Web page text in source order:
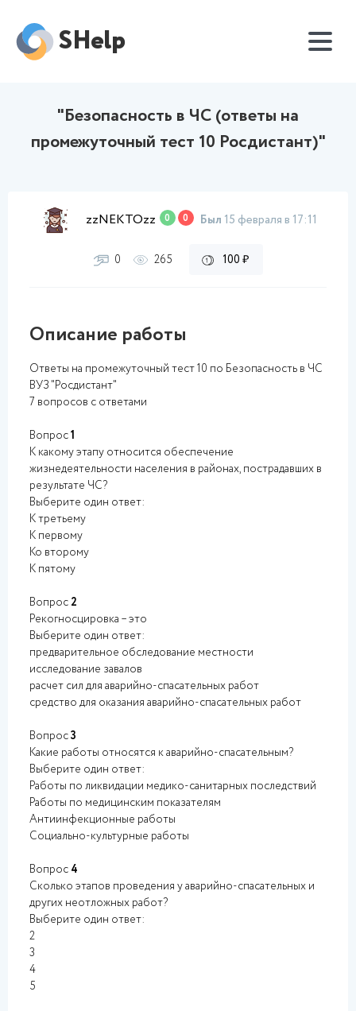
SHelp
"Безопасность в ЧС (ответы на
промежуточный тест 10 Росдистант)"
zzNEKTOzz 0 0 Был 15 февраля в 17:11
0 265 100 ₽
Описание работы
Ответы на промежуточный тест 10 по Безопасность в ЧС
ВУЗ "Росдистант"
7 вопросов с ответами
Вопрос1
К какому этапу относится обеспечение
жизнедеятельности населения в районах, пострадавших в
результате ЧС?
Выберите один ответ:
К третьему
К первому
Ко второму
К пятому
Вопрос 2
Рекогносцировка – это
Выберите один ответ:
предварительное обследование местности
исследование завалов
расчет сил для аварийно-спасательных работ
средство для оказания аварийно-спасательных работ
Вопрос3
Какие работы относятся к аварийно-спасательным?
Выберите один ответ:
Работы по ликвидации медико-санитарных последствий
Работы по медицинским показателям
Антиинфекционные работы
Социально-культурные работы
Вопрос 4
Сколько этапов проведения у аварийно-спасательных и
других неотложных работ?
Выберите один ответ:
2
3
4
5